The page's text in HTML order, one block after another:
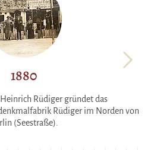
1880
Rüdiger gründet das
Rüdiger im Norden von
(Seestraße).